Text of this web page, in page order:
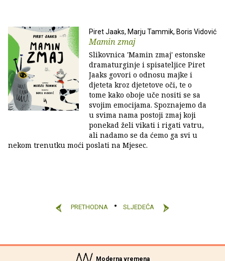
Piret Jaaks, Marju Tammik, Boris Vidović
Mamin zmaj
Slikovnica 'Mamin zmaj' estonske
dramaturginje i spisateljice Piret
Jaaks govori o odnosu majke i
djeteta kroz djetetove oči, te o
tome kako oboje uče nositi se sa
svojim emocijama. Spoznajemo da
u svima nama postoji zmaj koji
ponekad želi vikati i rigati vatru,
ali nadamo se da ćemo ga svi u
nekom trenutku moći poslati na Mjesec.
PRETHODNA SLJEDEĆA
Moderna vremena